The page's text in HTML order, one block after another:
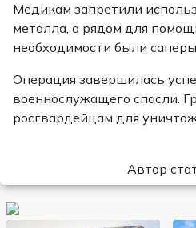
Медикам запретили
металла, а рядом для
необходимости были
Операция завершилась
военнослужащего спасли.
росгвардейцам для
Автор